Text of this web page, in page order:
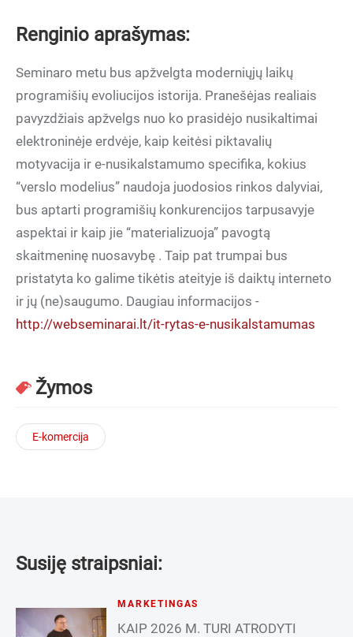
Renginio aprašymas:
Seminaro metu bus apžvelgta moderniųjų laikų
programišių evoliucijos istorija. Pranešėjas realiais
pavyzdžiais apžvelgs nuo ko prasidėjo nusikaltimai
elektroninėje erdvėje, kaip keitėsi piktavalių
motyvacija ir e-nusikalstamumo specifika, kokius
“verslo modelius” naudoja juodosios rinkos dalyviai,
bus aptarti programišių konkurencijos tarpusavyje
aspektai ir kaip jie “materializuoja” pavogtą
skaitmeninę nuosavybę . Taip pat trumpai bus
pristatyta ko galime tikėtis ateityje iš daiktų interneto
ir jų (ne)saugumo. Daugiau informacijos -
http://webseminarai.lt/it-rytas-e-nusikalstamumas
Žymos
E-komercija
Susiję straipsniai:
MARKETINGAS
KAIP 2026 M. TURI ATRODYTI